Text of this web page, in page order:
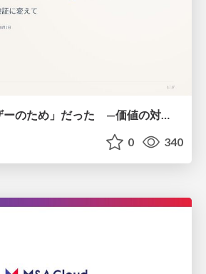
どちらも「ユーザーのため」だった —価値の対立を仮説検証に変えて #Scrumfest Osaka 2026
0 340